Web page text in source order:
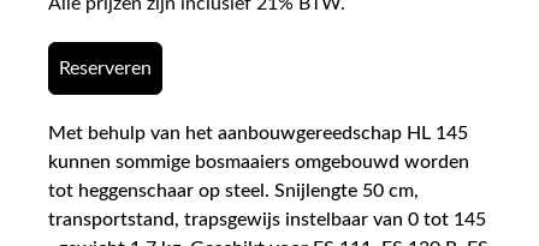
Reserveren
Met behulp van het aanbouwgereedschap HL 145
kunnen sommige bosmaaiers omgebouwd worden
tot heggenschaar op steel. Snijlengte 50 cm,
transportstand, trapsgewijs instelbaar van 0 tot 145